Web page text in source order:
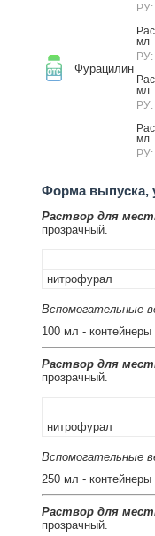
Фурацилин
мл
мл
мл
Форма выпуска,
Раствор для
прозрачный.
нитрофурал
Вспомогательные
100 мл -
Раствор для
прозрачный.
нитрофурал
Вспомогательные
250 мл -
Раствор для
прозрачный.